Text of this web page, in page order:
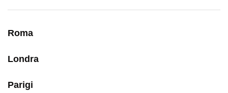
Roma
Londra
Parigi